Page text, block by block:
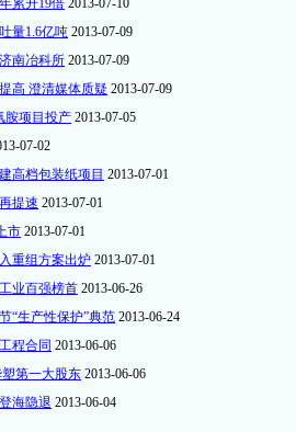
累升19倍 2013-07-10
量1.6亿吨 2013-07-09
南冶科所 2013-07-09
高 澄清媒体质疑 2013-07-09
胺项目投产 2013-07-05
07-02
高档包装纸项目 2013-07-01
提速 2013-07-01
市 2013-07-01
重组方案出炉 2013-07-01
业百强榜首 2013-06-26
“生产性保护”典范 2013-06-24
程合同 2013-06-06
第一大股东 2013-06-06
海隐退 2013-06-04